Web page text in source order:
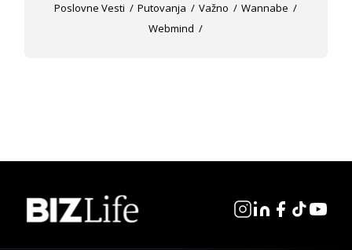
Poslovne Vesti
Putovanja Važno
Wannabe
Webmind